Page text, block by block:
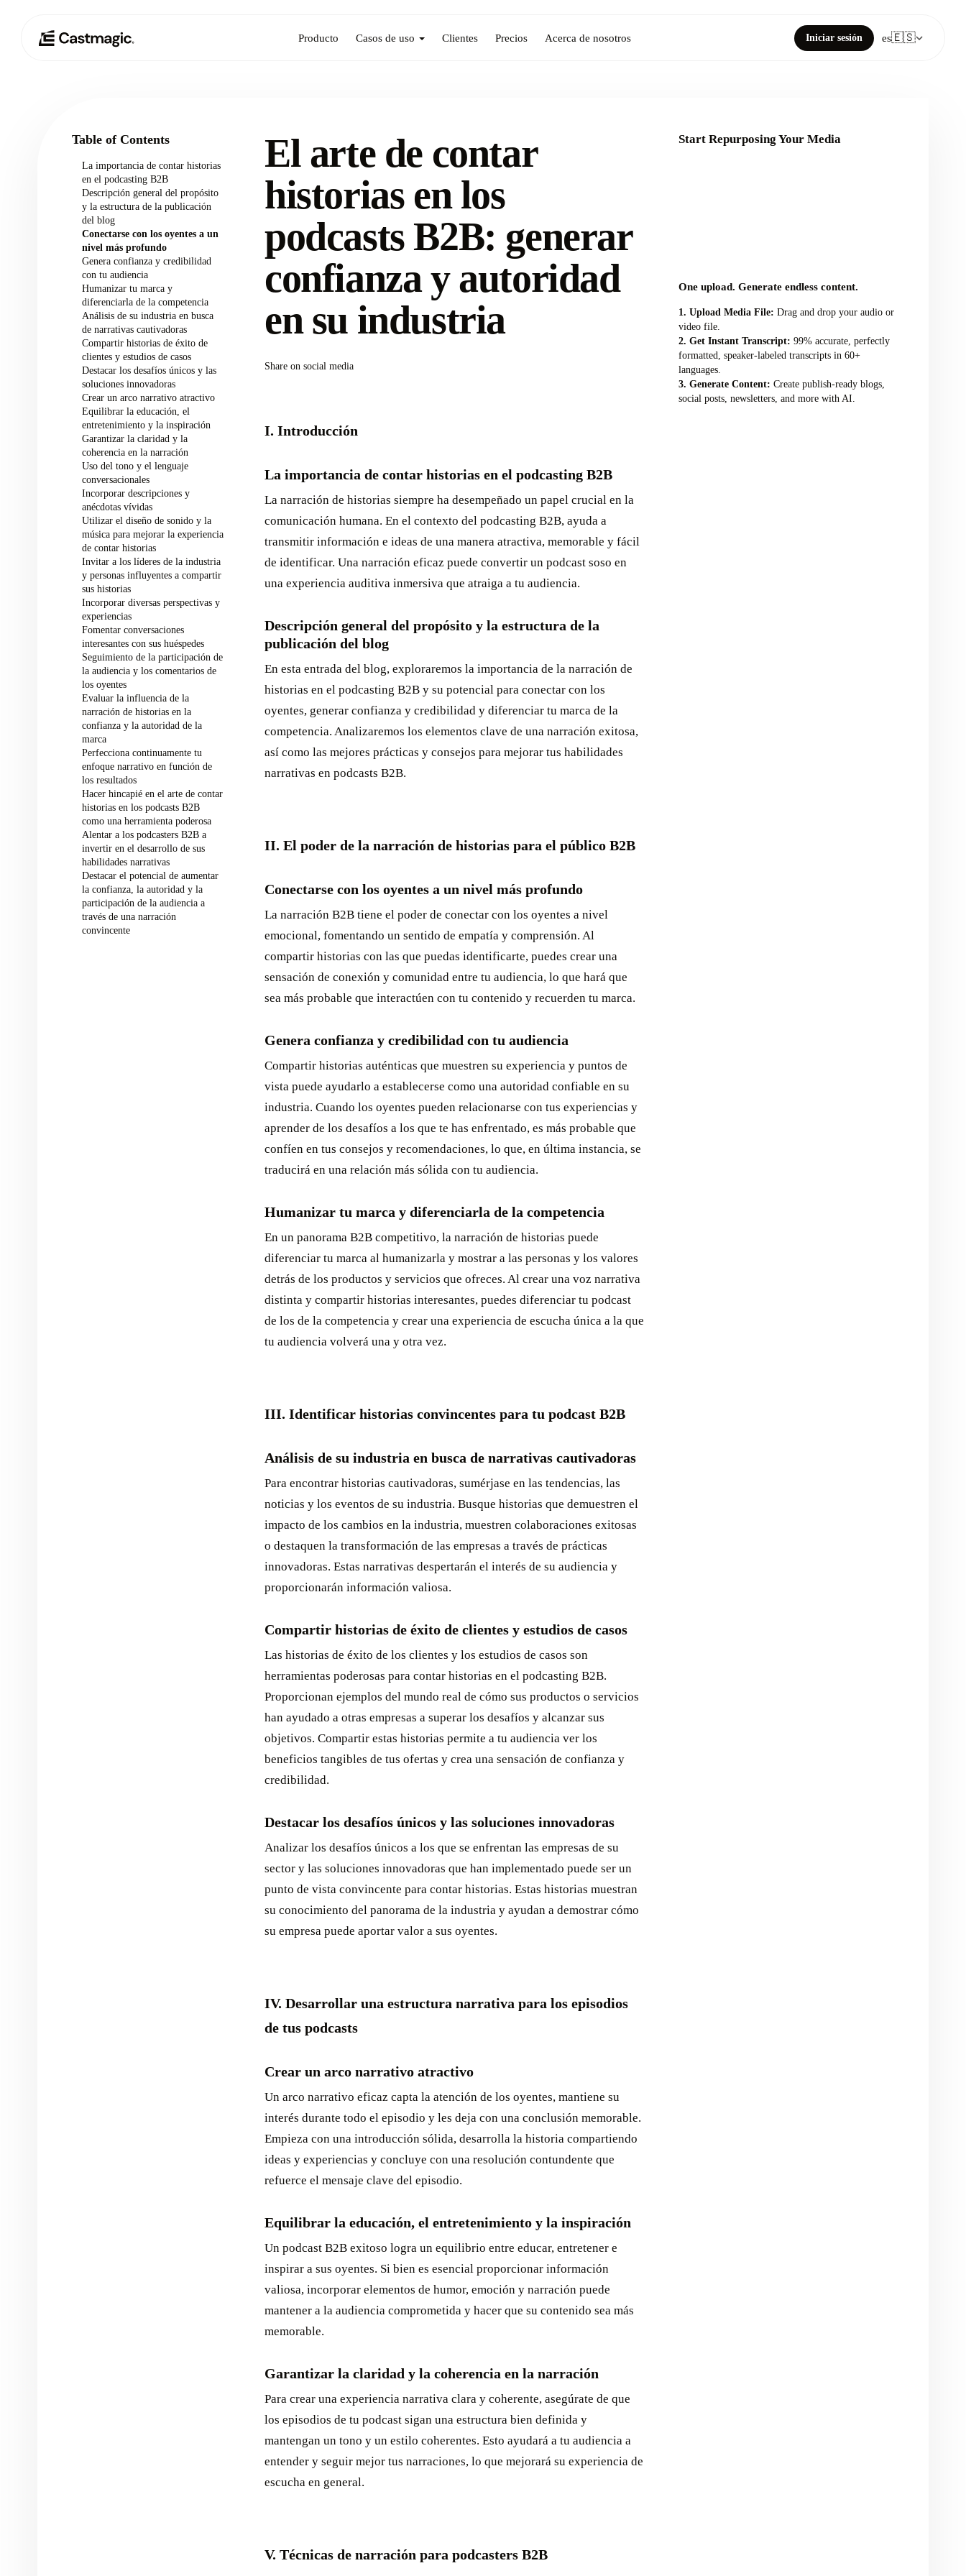
Producto Casos de uso Clientes Precios Acerca de nosotros Iniciar sesión es🇪🇸
Table of Contents
La importancia de contar historias
en el podcasting B2B
Descripción general del propósito
y la estructura de la publicación
del blog
Conectarse con los oyentes a un
nivel más profundo
Genera confianza y credibilidad
con tu audiencia
Humanizar tu marca y
diferenciarla de la competencia
Análisis de su industria en busca
de narrativas cautivadoras
Compartir historias de éxito de
clientes y estudios de casos
Destacar los desafíos únicos y las
soluciones innovadoras
Crear un arco narrativo atractivo
Equilibrar la educación, el
entretenimiento y la inspiración
Garantizar la claridad y la
coherencia en la narración
Uso del tono y el lenguaje
conversacionales
Incorporar descripciones y
anécdotas vívidas
Utilizar el diseño de sonido y la
música para mejorar la experiencia
de contar historias
Invitar a los líderes de la industria
y personas influyentes a compartir
sus historias
Incorporar diversas perspectivas y
experiencias
Fomentar conversaciones
interesantes con sus huéspedes
Seguimiento de la participación de
la audiencia y los comentarios de
los oyentes
Evaluar la influencia de la
narración de historias en la
confianza y la autoridad de la
marca
Perfecciona continuamente tu
enfoque narrativo en función de
los resultados
Hacer hincapié en el arte de contar
historias en los podcasts B2B
como una herramienta poderosa
Alentar a los podcasters B2B a
invertir en el desarrollo de sus
habilidades narrativas
Destacar el potencial de aumentar
la confianza, la autoridad y la
participación de la audiencia a
través de una narración
convincente
El arte de contar
historias en los
podcasts B2B: generar
confianza y autoridad
en su industria
Share on social media
I. Introducción
La importancia de contar historias en el podcasting B2B
La narración de historias siempre ha desempeñado un papel crucial en la
comunicación humana. En el contexto del podcasting B2B, ayuda a
transmitir información e ideas de una manera atractiva, memorable y fácil
de identificar. Una narración eficaz puede convertir un podcast soso en
una experiencia auditiva inmersiva que atraiga a tu audiencia.
Descripción general del propósito y la estructura de la
publicación del blog
En esta entrada del blog, exploraremos la importancia de la narración de
historias en el podcasting B2B y su potencial para conectar con los
oyentes, generar confianza y credibilidad y diferenciar tu marca de la
competencia. Analizaremos los elementos clave de una narración exitosa,
así como las mejores prácticas y consejos para mejorar tus habilidades
narrativas en podcasts B2B.
II. El poder de la narración de historias para el público B2B
Conectarse con los oyentes a un nivel más profundo
La narración B2B tiene el poder de conectar con los oyentes a nivel
emocional, fomentando un sentido de empatía y comprensión. Al
compartir historias con las que puedas identificarte, puedes crear una
sensación de conexión y comunidad entre tu audiencia, lo que hará que
sea más probable que interactúen con tu contenido y recuerden tu marca.
Genera confianza y credibilidad con tu audiencia
Compartir historias auténticas que muestren su experiencia y puntos de
vista puede ayudarlo a establecerse como una autoridad confiable en su
industria. Cuando los oyentes pueden relacionarse con tus experiencias y
aprender de los desafíos a los que te has enfrentado, es más probable que
confíen en tus consejos y recomendaciones, lo que, en última instancia, se
traducirá en una relación más sólida con tu audiencia.
Humanizar tu marca y diferenciarla de la competencia
En un panorama B2B competitivo, la narración de historias puede
diferenciar tu marca al humanizarla y mostrar a las personas y los valores
detrás de los productos y servicios que ofreces. Al crear una voz narrativa
distinta y compartir historias interesantes, puedes diferenciar tu podcast
de los de la competencia y crear una experiencia de escucha única a la que
tu audiencia volverá una y otra vez.
III. Identificar historias convincentes para tu podcast B2B
Análisis de su industria en busca de narrativas cautivadoras
Para encontrar historias cautivadoras, sumérjase en las tendencias, las
noticias y los eventos de su industria. Busque historias que demuestren el
impacto de los cambios en la industria, muestren colaboraciones exitosas
o destaquen la transformación de las empresas a través de prácticas
innovadoras. Estas narrativas despertarán el interés de su audiencia y
proporcionarán información valiosa.
Compartir historias de éxito de clientes y estudios de casos
Las historias de éxito de los clientes y los estudios de casos son
herramientas poderosas para contar historias en el podcasting B2B.
Proporcionan ejemplos del mundo real de cómo sus productos o servicios
han ayudado a otras empresas a superar los desafíos y alcanzar sus
objetivos. Compartir estas historias permite a tu audiencia ver los
beneficios tangibles de tus ofertas y crea una sensación de confianza y
credibilidad.
Destacar los desafíos únicos y las soluciones innovadoras
Analizar los desafíos únicos a los que se enfrentan las empresas de su
sector y las soluciones innovadoras que han implementado puede ser un
punto de vista convincente para contar historias. Estas historias muestran
su conocimiento del panorama de la industria y ayudan a demostrar cómo
su empresa puede aportar valor a sus oyentes.
IV. Desarrollar una estructura narrativa para los episodios
de tus podcasts
Crear un arco narrativo atractivo
Un arco narrativo eficaz capta la atención de los oyentes, mantiene su
interés durante todo el episodio y les deja con una conclusión memorable.
Empieza con una introducción sólida, desarrolla la historia compartiendo
ideas y experiencias y concluye con una resolución contundente que
refuerce el mensaje clave del episodio.
Equilibrar la educación, el entretenimiento y la inspiración
Un podcast B2B exitoso logra un equilibrio entre educar, entretener e
inspirar a sus oyentes. Si bien es esencial proporcionar información
valiosa, incorporar elementos de humor, emoción y narración puede
mantener a la audiencia comprometida y hacer que su contenido sea más
memorable.
Garantizar la claridad y la coherencia en la narración
Para crear una experiencia narrativa clara y coherente, asegúrate de que
los episodios de tu podcast sigan una estructura bien definida y
mantengan un tono y un estilo coherentes. Esto ayudará a tu audiencia a
entender y seguir mejor tus narraciones, lo que mejorará su experiencia de
escucha en general.
V. Técnicas de narración para podcasters B2B
Start Repurposing Your Media
One upload. Generate endless content.
Upload Media File: Drag and drop your audio or
video file.
Get Instant Transcript: 99% accurate, perfectly
formatted, speaker-labeled transcripts in 60+
languages.
Generate Content: Create publish-ready blogs,
social posts, newsletters, and more with AI.